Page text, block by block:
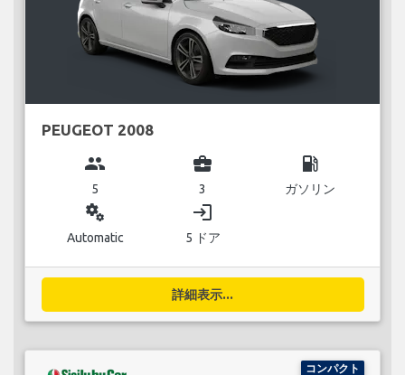
PEUGEOT 2008
group
5
business_center
3
local_gas_station
ガソリン
miscellaneous_services
Automatic
login
5 ドア
詳細表示...
コンパクト